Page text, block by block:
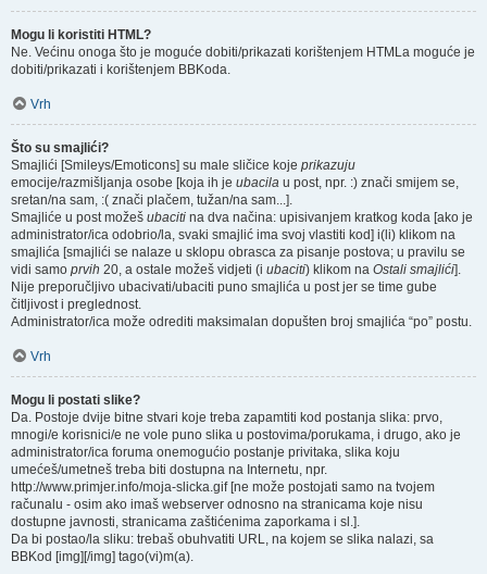
Mogu li koristiti HTML?
Ne. Većinu onoga što je moguće dobiti/prikazati korištenjem HTMLa moguće je
dobiti/prikazati i korištenjem BBKoda.
Vrh
Što su smajlići?
Smajlići [Smileys/Emoticons] su male sličice koje prikazuju
emocije/razmišljanja osobe [koja ih je ubacila u post, npr. :) znači smijem se,
sretan/na sam, :( znači plačem, tužan/na sam...].
Smajliće u post možeš ubaciti na dva načina: upisivanjem kratkog koda [ako je
administrator/ica odobrio/la, svaki smajlić ima svoj vlastiti kod] i(li) klikom na
smajlića [smajlići se nalaze u sklopu obrasca za pisanje postova; u pravilu se
vidi samo prvih 20, a ostale možeš vidjeti (i ubaciti) klikom na Ostali smajlići].
Nije preporučljivo ubacivati/ubaciti puno smajlića u post jer se time gube
čitljivost i preglednost.
Administrator/ica može odrediti maksimalan dopušten broj smajlića “po” postu.
Vrh
Mogu li postati slike?
Da. Postoje dvije bitne stvari koje treba zapamtiti kod postanja slika: prvo,
mnogi/e korisnici/e ne vole puno slika u postovima/porukama, i drugo, ako je
administrator/ica foruma onemogućio postanje privitaka, slika koju
umećeš/umetneš treba biti dostupna na Internetu, npr.
http://www.primjer.info/moja-slicka.gif [ne može postojati samo na tvojem
računalu - osim ako imaš webserver odnosno na stranicama koje nisu
dostupne javnosti, stranicama zaštićenima zaporkama i sl.].
Da bi postao/la sliku: trebaš obuhvatiti URL, na kojem se slika nalazi, sa
BBKod [img][/img] tago(vi)m(a).